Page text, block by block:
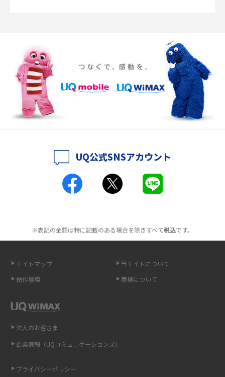
ポケット型Wi-Fiをレンタルするメリットとは？選び方や向いている方の特
徴も紹介
持ち運びできるポケット型Wi-Fiのおススメの選び方は？メリット・デメリ
ットも紹介
ポケット型Wi-Fiはクレカなしでも利用できる？口座振替の方法や注意点も
ポケット型Wi-Fiとは？通信の仕組みやメリット・デメリットを解説
工事不要！置くだけWi-Fiの特徴は？メリット・デメリットや選び方を解説
介
ポケット型Wi-Fi（モバイルWi-Fi）とは？おススメする方の特徴や選び方を
点も解説
UQ公式SNSアカウント
※表記の金額は特に記載のある場合を除きすべて税込です。
サイトマップ
当サイトについて
動作環境
商標について
法人のお客さま
企業情報（UQコミュニケーションズ）
プライバシーポリシー